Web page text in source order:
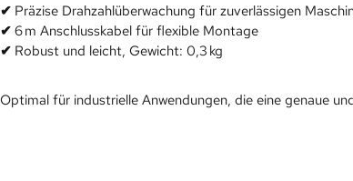
✔ Präzise Drahzahlüberwachung für zuverlässigen
✔ 6 m Anschlusskabel für flexible Montage
✔ Robust und leicht, Gewicht: 0,3 kg
Optimal für industrielle Anwendungen, die eine genaue